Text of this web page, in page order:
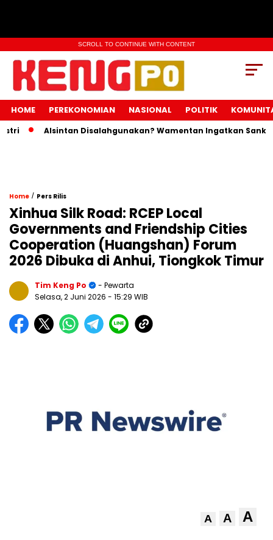
SCROLL TO CONTINUE WITH CONTENT
HOME PEREKONOMIAN NASIONAL POLITIK
Alsintan Disalahgunakan? Wamentan Ingatkan Sanksi
Home / Pers Rilis
Xinhua Silk Road: RCEP Local
Governments and Friendship Cities
Cooperation (Huangshan) Forum
2026 Dibuka di Anhui, Tiongkok Timur
Tim Keng Po
- Pewarta
Selasa, 2 Juni 2026 - 15:29 WIB
A A A